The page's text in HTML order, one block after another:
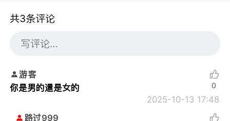
共3条评论
游客
你是男的還是女的
2025-10-13 17:48
0
路过999